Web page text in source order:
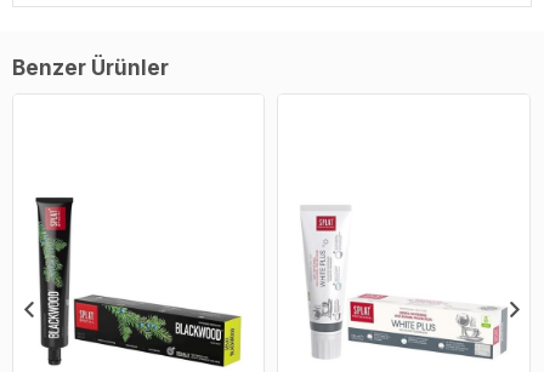
Benzer Ürünler